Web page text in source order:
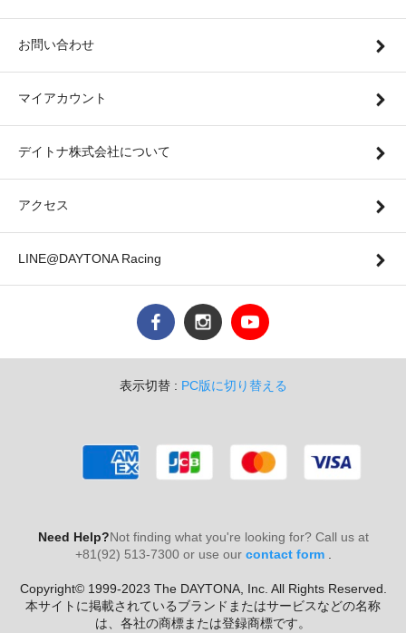
お問い合わせ
マイアカウント
デイトナ株式会社について
アクセス
LINE@DAYTONA Racing
表示切替 : PC版に切り替える
Need Help?Not finding what you're looking for? Call us at
+81(92) 513-7300 or use our contact form.
Copyright© 1999-2023 The DAYTONA, Inc. All Rights Reserved.
本サイトに掲載されているブランドまたはサービスなどの名称
は、各社の商標または登録商標です。